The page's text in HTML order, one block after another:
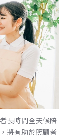
長時間全天候陪
將有助於照顧者